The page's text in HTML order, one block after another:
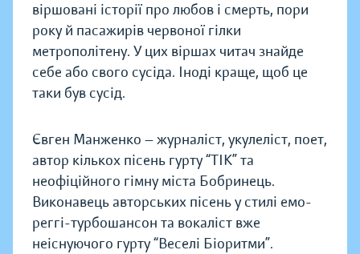
віршовані історії про любов і смерть, пори
року й пасажирів червоної гілки
метрополітену. У цих віршах читач знайде
себе або свого сусіда. Іноді краще, щоб це
таки був сусід.
Євген Манженко — журналіст, укулеліст, поет,
автор кількох пісень гурту “ТІК” та
неофіційного гімну міста Бобринець.
Виконавець авторських пісень у стилі емо-
реггі-турбошансон та вокаліст вже
неіснуючого гурту “Веселі Біоритми”.